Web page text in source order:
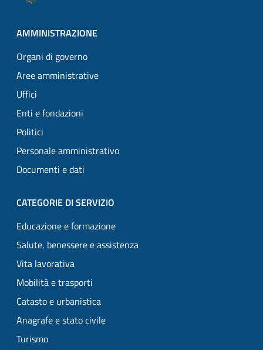
AMMINISTRAZIONE
Organi di governo
Aree amministrative
Uffici
Enti e fondazioni
Politici
Personale amministrativo
Documenti e dati
CATEGORIE DI SERVIZIO
Educazione e formazione
Salute, benessere e assistenza
Vita lavorativa
Mobilità e trasporti
Catasto e urbanistica
Anagrafe e stato civile
Turismo